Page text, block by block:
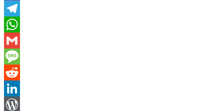
Viber
Telegram
WhatsApp
Gmail
Message
Reddit
LinkedIn